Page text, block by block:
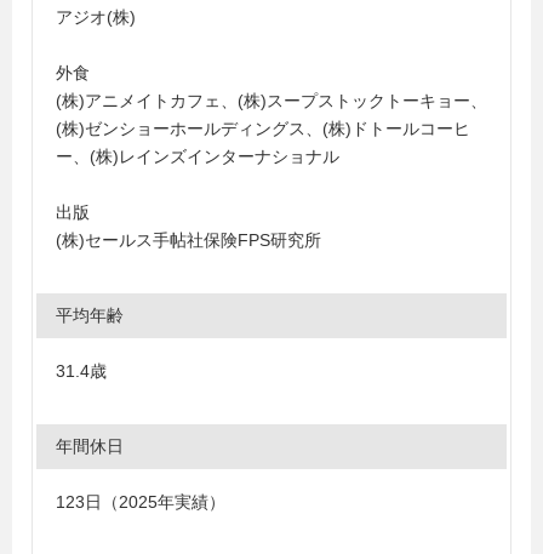
アジオ(株)
外食
(株)アニメイトカフェ、(株)スープストックトーキョー、
(株)ゼンショーホールディングス、(株)ドトールコーヒ
ー、(株)レインズインターナショナル
出版
(株)セールス手帖社保険FPS研究所
平均年齢
31.4歳
年間休日
123日（2025年実績）